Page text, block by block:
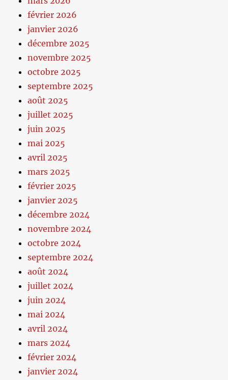
février 2026
janvier 2026
décembre 2025
novembre 2025
octobre 2025
septembre 2025
août 2025
juillet 2025
juin 2025
mai 2025
avril 2025
mars 2025
février 2025
janvier 2025
décembre 2024
novembre 2024
octobre 2024
septembre 2024
août 2024
juillet 2024
juin 2024
mai 2024
avril 2024
mars 2024
février 2024
janvier 2024